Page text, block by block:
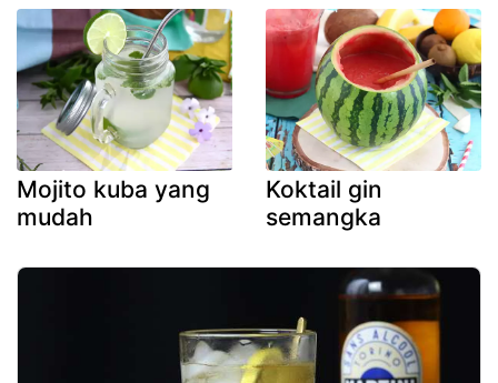
Mojito kuba yang
mudah
Koktail gin
semangka